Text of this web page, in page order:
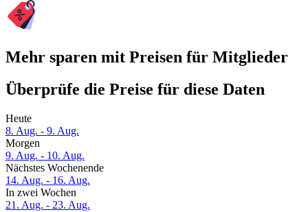
Mehr sparen mit Preisen für Mitglieder
Überprüfe die Preise für diese Daten
Heute
8. Aug. - 9. Aug.
Morgen
9. Aug. - 10. Aug.
Nächstes Wochenende
14. Aug. - 16. Aug.
In zwei Wochen
21. Aug. - 23. Aug.